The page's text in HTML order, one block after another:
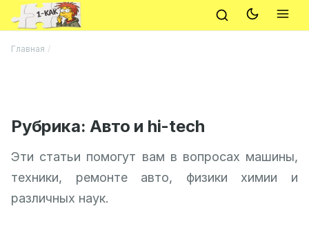
Главная /
Рубрика:Авто и hi-tech
Эти статьи помогут вам в вопросах машины,
техники, ремонте авто, физики химии и
различных наук.